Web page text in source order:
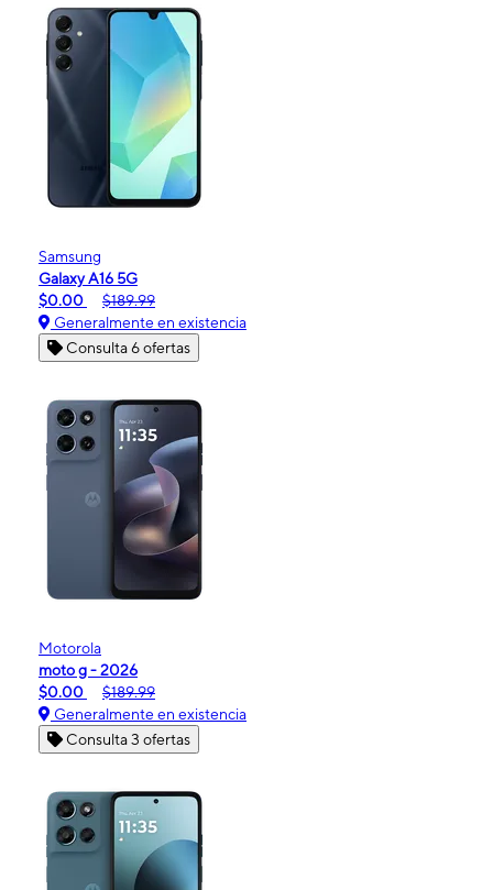
Samsung
Galaxy A16 5G
$0.00
$189.99
Generalmente en existencia
Consulta 6 ofertas
Motorola
moto g - 2026
$0.00
$189.99
Generalmente en existencia
Consulta 3 ofertas